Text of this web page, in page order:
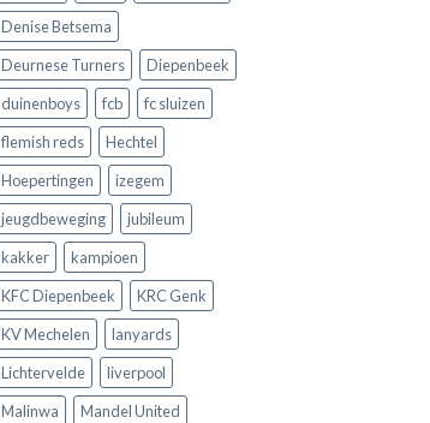
Denise Betsema
Deurnese Turners
Diepenbeek
duinenboys
fcb
fc sluizen
flemish reds
Hechtel
Hoepertingen
izegem
jeugdbeweging
jubileum
kakker
kampioen
KFC Diepenbeek
KRC Genk
KV Mechelen
lanyards
Lichtervelde
liverpool
Malinwa
Mandel United